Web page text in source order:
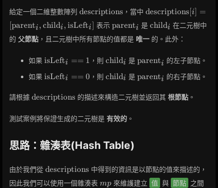
給定一個二維整數陣列 \text{descriptions}
descriptions ，當中 \text{descriptions}
[i] =
[\text{parent}_i,
\text{child}_i,
descriptions i
=
parenti, childi, isLefti 表示 \text{parent}_i
parenti 是 \text{child}_i
childi 在二元樹中
的 父節點 ，且二元樹中所有節點的值都是 唯一 的。此外：
如果 \text{isLeft}_i
isLefti == 1 ，則\text{child}_i
childi 是\text{parent}_i
parenti 的左子節點。
如果 \text{isLeft}_i
isLefti == 0 ，則\text{child}_i
childi 是\text{parent}_i
parenti 的右子節點。
請根據 \text{descriptions}
descriptions 的描述來構造二元樹並返回其 根節點 。
測試案例將保證生成的二元樹是 有效的 。
思路：雜湊表(Hash Table)
由於我們從 \text{descriptions}
descriptions 中得到的資訊是以節點的值來描述的，
因此我們可以使用一個雜湊表 mp
mp 來維護建立 值 與 節點 之間